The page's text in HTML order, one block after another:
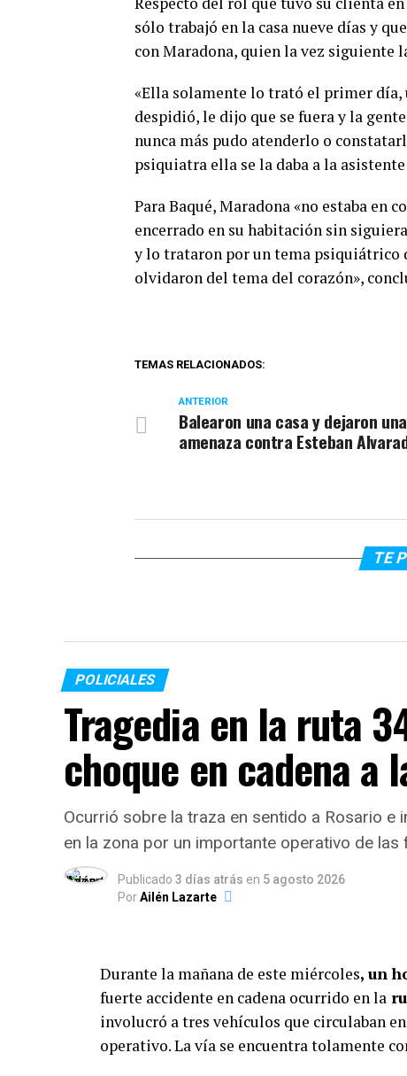
sólo trabajó en la casa nueve días y
con Maradona, quien la vez siguiente
«Ella solamente lo trató el primer día,
despidió, le dijo que se fuera y la
nunca más pudo atenderlo o
psiquiatra ella se la daba a la
Para Baqué, Maradona «no estaba en
encerrado en su habitación sin
y lo trataron por un tema psiquiátrico
olvidaron del tema del corazón»,
TEMAS RELACIONADOS:
ANTERIOR
Balearon una casa y dejaron una
amenaza contra Esteban
TE
POLICIALES
Tragedia en la ruta
choque en cadena a
Ocurrió sobre la traza en sentido a Rosario
en la zona por un importante operativo de
Publicado 3 días atrás en 5 agosto 2026
PorAilén Lazarte
Durante la mañana de este miércoles, un
fuerte accidente en cadena ocurrido en la
involucró a tres vehículos que circulaban
operativo. La vía se encuentra tolamente